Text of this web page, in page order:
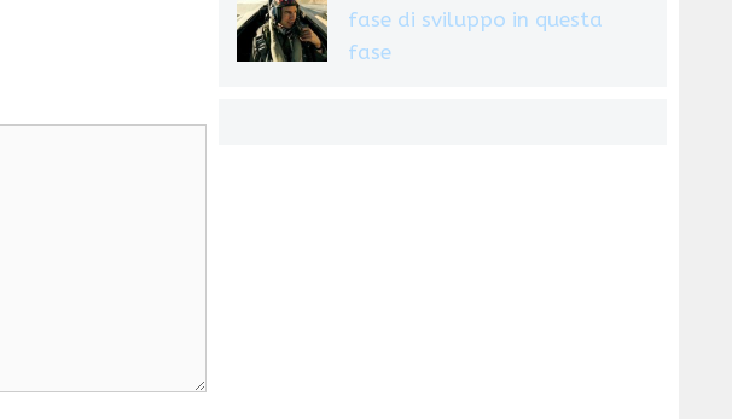
fase di sviluppo in questa
fase